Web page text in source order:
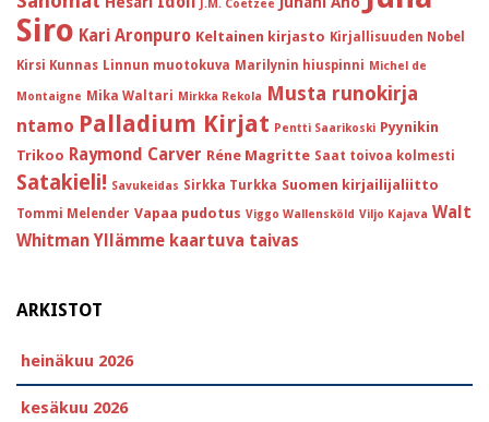
J.M. Coetzee
Siro Kari Aronpuro Keltainen kirjasto Kirjallisuuden Nobel
Kirsi Kunnas Linnun muotokuva Marilynin hiuspinni Michel de
Montaigne Mika Waltari Mirkka Rekola Musta runokirja
ntamo Palladium Kirjat Pentti Saarikoski Pyynikin
Trikoo Raymond Carver Réne Magritte Saat toivoa kolmesti
Satakieli! Savukeidas Sirkka Turkka Suomen kirjailijaliitto
Tommi Melender Vapaa pudotus Viggo Wallensköld Viljo Kajava Walt
Whitman Yllämme kaartuva taivas
ARKISTOT
heinäkuu 2026
kesäkuu 2026